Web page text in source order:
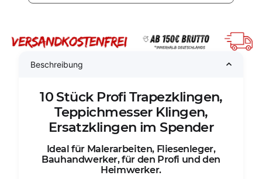
Beschreibung
10 Stück Profi Trapezklingen,
Teppichmesser Klingen,
Ersatzklingen im Spender
Ideal für Malerarbeiten, Fliesenleger,
Bauhandwerker, für den Profi und den
Heimwerker.